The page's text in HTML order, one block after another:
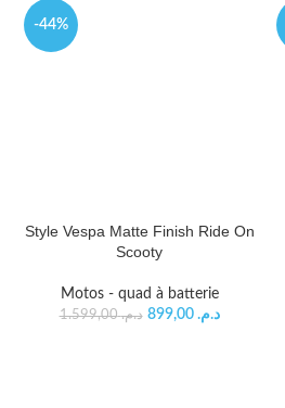
-44%
Style Vespa Matte Finish Ride On
Scooty
Motos - quad à batterie
د.م.1.599,00 د.م. 899,00